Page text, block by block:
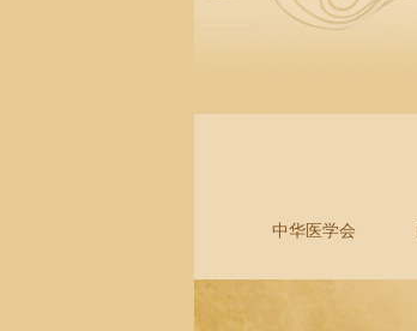
中华医学会